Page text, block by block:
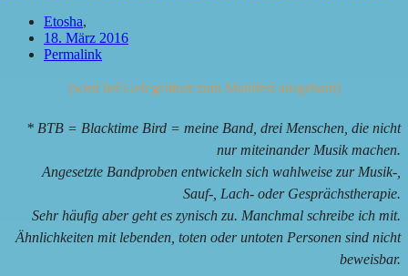
Etosha,
18. März 2016
Permalink
(wird bei Gelegenheit zum Manifest ausgebaut)
* BTB = Blacktime Bird = meine Band, drei Menschen, die nicht
nur miteinander Musik machen.
Angesetzte Bandproben entwickeln sich wahlweise zur Musik-,
Sauf-, Lach- oder Gesprächstherapie.
Sehr häufig aber geht es zynisch zu. Manchmal schreibe ich mit.
Ähnlichkeiten mit lebenden, toten oder untoten Personen sind nicht
beweisbar.